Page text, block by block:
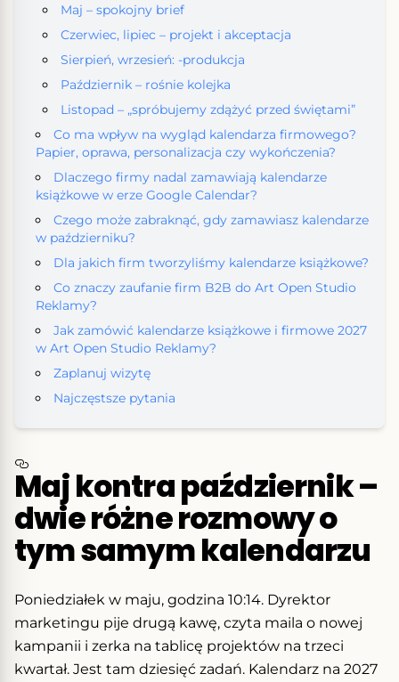
Maj – spokojny brief
Czerwiec, lipiec – projekt i akceptacja
Sierpień, wrzesień: -produkcja
Październik – rośnie kolejka
Listopad – „spróbujemy zdążyć przed świętami”
Co ma wpływ na wygląd kalendarza firmowego?
Papier, oprawa, personalizacja czy wykończenia?
Dlaczego firmy nadal zamawiają kalendarze
książkowe w erze Google Calendar?
Czego może zabraknąć, gdy zamawiasz kalendarze
w październiku?
Dla jakich firm tworzyliśmy kalendarze książkowe?
Co znaczy zaufanie firm B2B do Art Open Studio
Reklamy?
Jak zamówić kalendarze książkowe i firmowe 2027
w Art Open Studio Reklamy?
Zaplanuj wizytę
Najczęstsze pytania
Maj kontra październik –
dwie różne rozmowy o
tym samym kalendarzu
Poniedziałek w maju, godzina 10:14. Dyrektor
marketingu pije drugą kawę, czyta maila o nowej
kampanii i zerka na tablicę projektów na trzeci
kwartał. Jest tam dziesięć zadań. Kalendarz na 2027